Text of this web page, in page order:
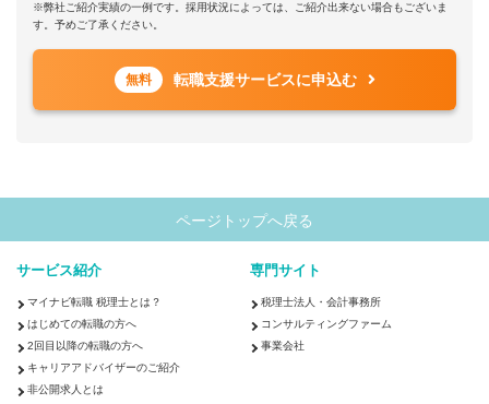
※弊社ご紹介実績の一例です。採用状況によっては、ご紹介出来ない場合もございま
す。予めご了承ください。
無料 転職支援サービスに申込む
ページトップへ戻る
サービス紹介
マイナビ転職 税理士とは？
はじめての転職の方へ
2回目以降の転職の方へ
キャリアアドバイザーのご紹介
非公開求人とは
専門サイト
税理士法人・会計事務所
コンサルティングファーム
事業会社